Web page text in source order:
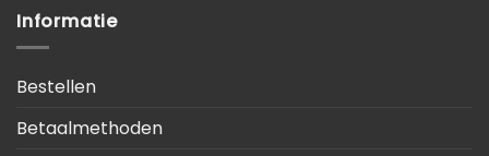
Informatie
Bestellen
Betaalmethoden